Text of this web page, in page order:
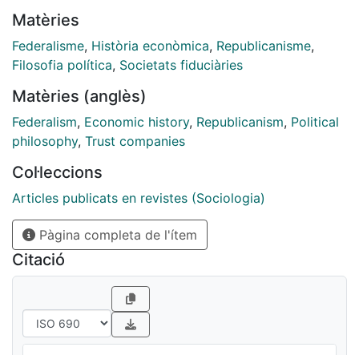
represent a reemergence of the fiduciary democratic
(or proto-democratic) scheme. One of them was the
case of Spanish federalism and its greatest exponent,
of Pimargalian federal republican thought is based on
a fiduciary conception of sovereignty, which is
grounded in a recovery of the language of
Matèries
Federalisme, Història econòmica, Republicanisme,
Filosofia política, Societats fiduciàries
Matèries (anglès)
Federalism, Economic history, Republicanism, Political
philosophy, Trust companies
Col·leccions
Articles publicats en revistes (Sociologia)
Pàgina completa de l'ítem
Citació